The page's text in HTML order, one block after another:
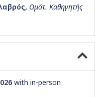
, Ομότ. Καθηγητής
with in-person